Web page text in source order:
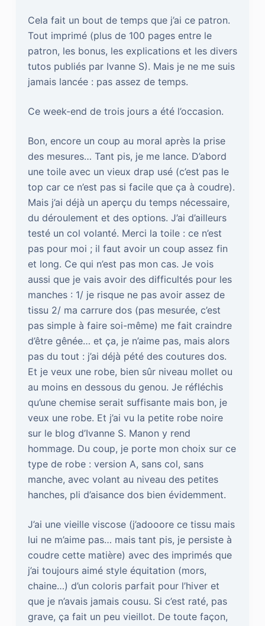
Cela fait un bout de temps que j’ai ce patron.
Tout imprimé (plus de 100 pages entre le
patron, les bonus, les explications et les divers
tutos publiés par Ivanne S). Mais je ne me suis
jamais lancée : pas assez de temps.
Ce week-end de trois jours a été l’occasion.
Bon, encore un coup au moral après la prise
des mesures… Tant pis, je me lance. D’abord
une toile avec un vieux drap usé (c’est pas le
top car ce n’est pas si facile que ça à coudre).
Mais j’ai déjà un aperçu du temps nécessaire,
du déroulement et des options. J’ai d’ailleurs
testé un col volanté. Merci la toile : ce n’est
pas pour moi ; il faut avoir un coup assez fin
et long. Ce qui n’est pas mon cas. Je vois
aussi que je vais avoir des difficultés pour les
manches : 1/ je risque ne pas avoir assez de
tissu 2/ ma carrure dos (pas mesurée, c’est
pas simple à faire soi-même) me fait craindre
d’être gênée… et ça, je n’aime pas, mais alors
pas du tout : j’ai déjà pété des coutures dos.
Et je veux une robe, bien sûr niveau mollet ou
au moins en dessous du genou. Je réfléchis
qu’une chemise serait suffisante mais bon, je
veux une robe. Et j’ai vu la petite robe noire
sur le blog d’Ivanne S. Manon y rend
hommage. Du coup, je porte mon choix sur ce
type de robe : version A, sans col, sans
manche, avec volant au niveau des petites
hanches, pli d’aisance dos bien évidemment.
J’ai une vieille viscose (j’adooore ce tissu mais
lui ne m’aime pas… mais tant pis, je persiste à
coudre cette matière) avec des imprimés que
j’ai toujours aimé style équitation (mors,
chaine…) d’un coloris parfait pour l’hiver et
que je n’avais jamais cousu. Si c’est raté, pas
grave, ça fait un peu vieillot. De toute façon,